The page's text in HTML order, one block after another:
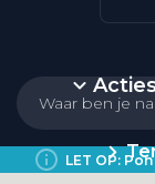
LET OP: